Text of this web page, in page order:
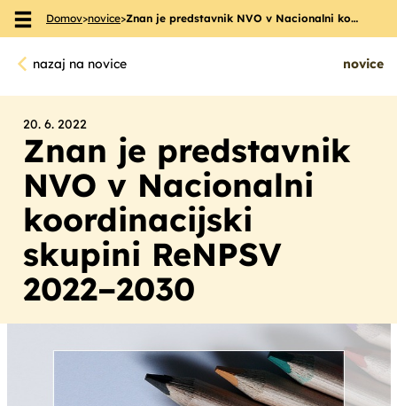
Skoči na vsebino
Domov>novice>Znan je predstavnik NVO v Nacionalni ko…
nazaj na novice novice
20. 6. 2022
Znan je predstavnik
NVO v Nacionalni
koordinacijski
skupini ReNPSV
2022–2030